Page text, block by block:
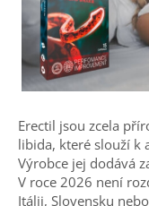
Erectil jsou zcela
libida, které slouží k
Výrobce jej dodává
V roce 2026 není
Itálii, Slovensku